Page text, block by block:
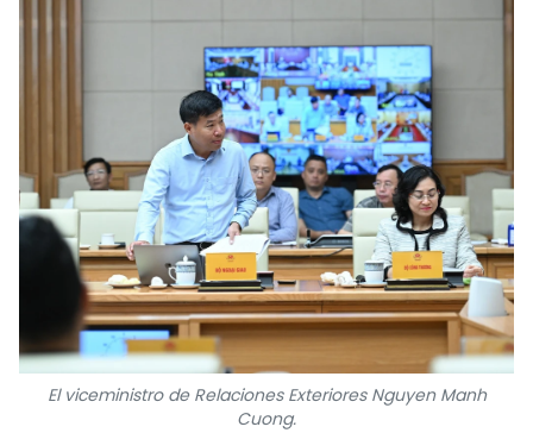
El viceministro de Relaciones Exteriores Nguyen Manh
Cuong.